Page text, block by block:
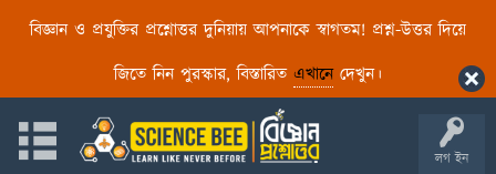
বিজ্ঞান ও প্রযুক্তির প্রশ্নোত্তর দুনিয়ায় আপনাকে স্বাগতম! প্রশ্ন-উত্তর দিয়ে
জিতে নিন পুরস্কার, বিস্তারিত এখানেদেখুন।
লগ ইন